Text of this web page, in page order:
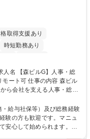
取得支援あり
時短勤務あり
駅近5分以内 土日祝休み
内容 森ビル
ら会社を支える人事・総務
よく担当し、ゆくゆくは制
る環境です。 ■勤怠管
労務管理全般 ■入退社手続
業務 ■社内イベントの企画
給与社保等）及び総務経験
験の方も歓迎です。マニュ
安心して始められます。